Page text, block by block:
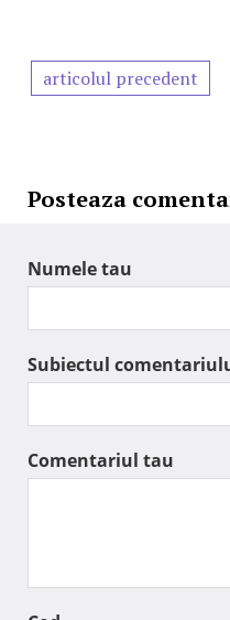
articolul precedent
Posteaza
Numele tau
Subiectul
Comentariul tau